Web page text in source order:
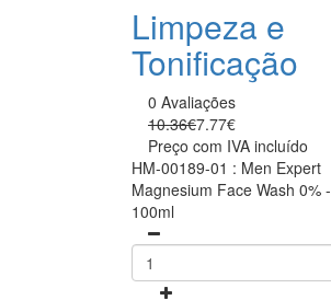
Limpeza e
Tonificação
0 Avaliações
10.36€7.77€
Preço com IVA incluído
HM-00189-01 : Men Expert
Magnesium Face Wash 0% -
100ml